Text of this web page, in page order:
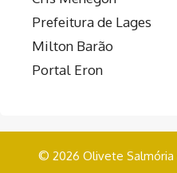
Prefeitura de Lages
Milton Barão
Portal Eron
© 2026 Olivete Salmória